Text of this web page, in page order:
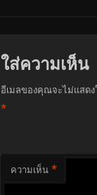
ใส่ความเห็น
อีเมลของคุณจะไม่แสด
*
ความเห็น *